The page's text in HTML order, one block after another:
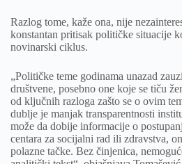
Razlog tome, kaže ona, nije
konstantan pritisak političke situacije
novinarski ciklus.
„Političke teme godinama unazad
društvene, posebno one koje se tiču
od ključnih razloga zašto se o ovim
dublje je manjak transparentnosti
može da dobije informacije o
centara za socijalni rad ili zdravstva,
polazne tačke. Bez činjenica,